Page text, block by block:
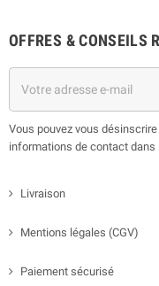
OFFRES & CONSEILS
Vous pouvez vous
informations de contact
Livraison
Mentions légales (CGV)
Paiement sécurisé